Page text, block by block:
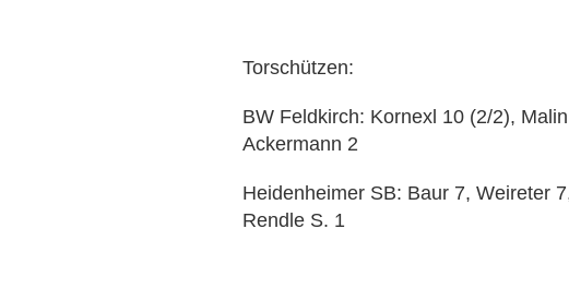
Torschützen:
BW Feldkirch: Kornexl 10 (2/2),
Ackermann 2
Heidenheimer SB: Baur 7, Weireter
Rendle S. 1